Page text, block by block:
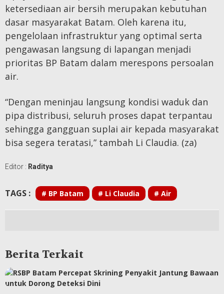
ketersediaan air bersih merupakan kebutuhan
dasar masyarakat Batam. Oleh karena itu,
pengelolaan infrastruktur yang optimal serta
pengawasan langsung di lapangan menjadi
prioritas BP Batam dalam merespons persoalan
air.
“Dengan meninjau langsung kondisi waduk dan
pipa distribusi, seluruh proses dapat terpantau
sehingga gangguan suplai air kepada masyarakat
bisa segera teratasi,” tambah Li Claudia. (za)
Editor : Raditya
TAGS : # BP Batam # Li Claudia # Air
Berita Terkait